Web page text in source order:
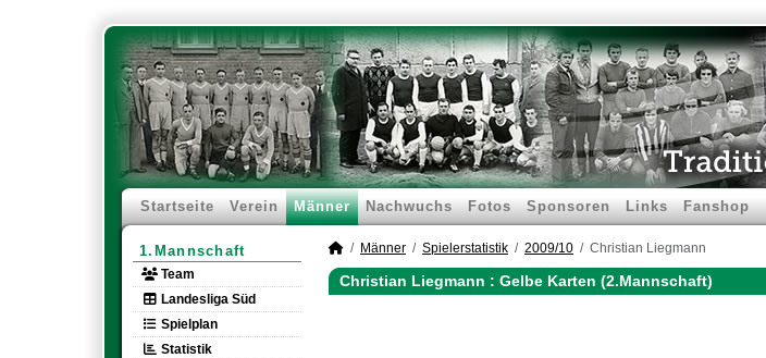
Startseite Verein Männer Nachwuchs Fotos Sponsoren Links Fanshop
1.Mannschaft
Team
Landesliga Süd
Spielplan
Statistik
Männer Spielerstatistik 2009/10 Christian Liegmann
Christian Liegmann : Gelbe Karten (2.Mannschaft)